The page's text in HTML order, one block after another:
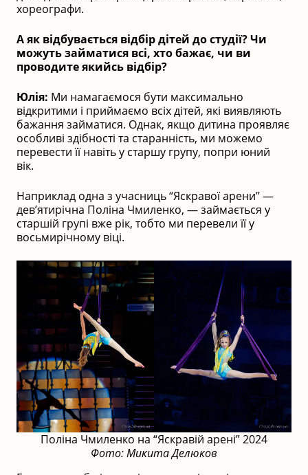
хореографи.
А як відбувається відбір дітей до студії? Чи
можуть займатися всі, хто бажає, чи ви
проводите якийсь відбір?
Юлія: Ми намагаємося бути максимально
відкритими і приймаємо всіх дітей, які виявляють
бажання займатися. Однак, якщо дитина проявляє
особливі здібності та старанність, ми можемо
перевести її навіть у старшу групу, попри юний
вік.
Наприклад одна з учасниць “Яскравої арени” —
дев’ятирічна Поліна Чмиленко, — займається у
старшій групі вже рік, тобто ми перевели її у
восьмирічному віці.
Поліна Чмиленко на “Яскравій арені” 2024
Фото: Микита Делюков